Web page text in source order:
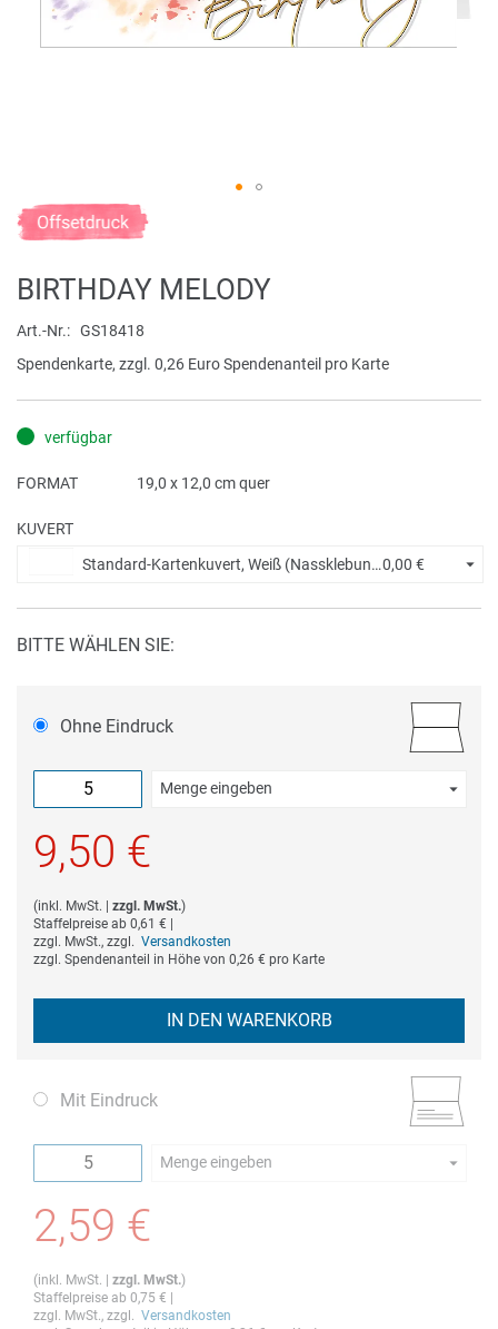
Zum
Anfang
Bildergalerie
BIRTHDAY MELODY
Art.-Nr.
GS18418
Spendenkarte, zzgl. 0,26 Euro Spendenanteil pro Karte
verfügbar
FORMAT 19,0 x 12,0 cm quer
KUVERT
Standard-Kartenkuvert, Weiß (Nassklebung) +0,00 €
BITTE WÄHLEN SIE:
Ohne Eindruck
Menge eingeben
9,50 €
(inkl. MwSt. | zzgl. MwSt.)
Staffelpreise ab 0,61 € |
zzgl. MwSt., zzgl. Versandkosten
zzgl. Spendenanteil in Höhe von 0,26 € pro Karte
IN DEN WARENKORB
Mit Eindruck
Menge eingeben
2,59 €
(inkl. MwSt. | zzgl. MwSt.)
Staffelpreise ab 0,75 € |
zzgl. MwSt., zzgl. Versandkosten